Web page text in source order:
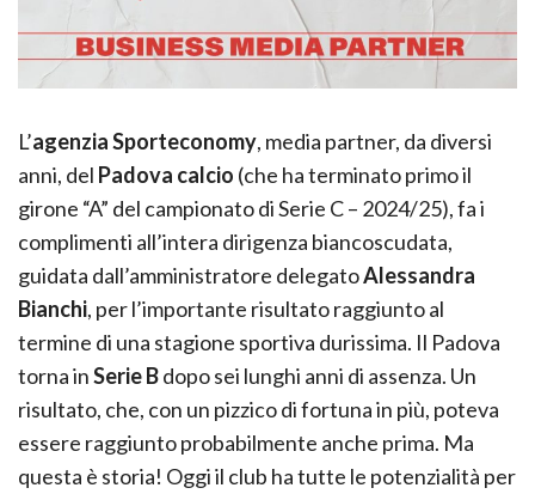
L’agenzia Sporteconomy, media partner, da diversi
anni, del Padova calcio (che ha terminato primo il
girone “A” del campionato di Serie C – 2024/25), fa i
complimenti all’intera dirigenza biancoscudata,
guidata dall’amministratore delegatoAlessandra
Bianchi, per l’importante risultato raggiunto al
termine di una stagione sportiva durissima. Il Padova
torna inSerie Bdopo sei lunghi anni di assenza. Un
risultato, che, con un pizzico di fortuna in più, poteva
essere raggiunto probabilmente anche prima. Ma
questa è storia! Oggi il club ha tutte le potenzialità per